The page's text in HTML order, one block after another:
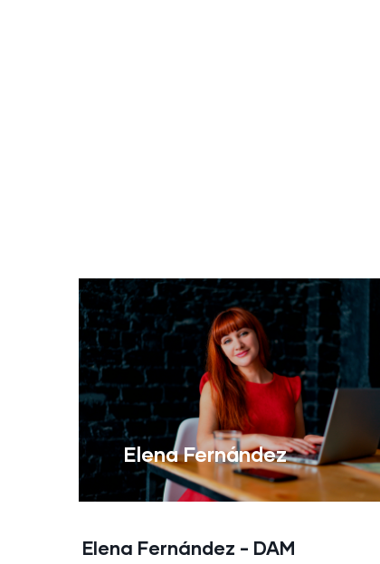
Elena Fernández
Elena Fernández - DAM